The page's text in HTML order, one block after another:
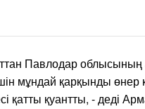
Павлодар облысының
мұндай қарқынды өнер
қатты қуантты, - деді